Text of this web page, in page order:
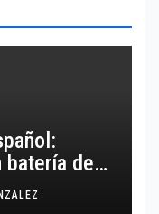
batería de